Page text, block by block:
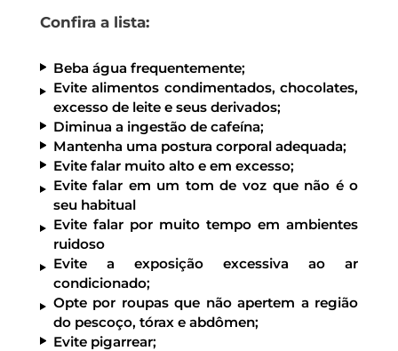
Confira a lista:
Beba água frequentemente;
Evite alimentos condimentados, chocolates,
excesso de leite e seus derivados;
Diminua a ingestão de cafeína;
Mantenha uma postura corporal adequada;
Evite falar muito alto e em excesso;
Evite falar em um tom de voz que não é o
seu habitual
Evite falar por muito tempo em ambientes
ruidoso
Evite a exposição excessiva ao ar
condicionado;
Opte por roupas que não apertem a região
do pescoço, tórax e abdômen;
Evite pigarrear;